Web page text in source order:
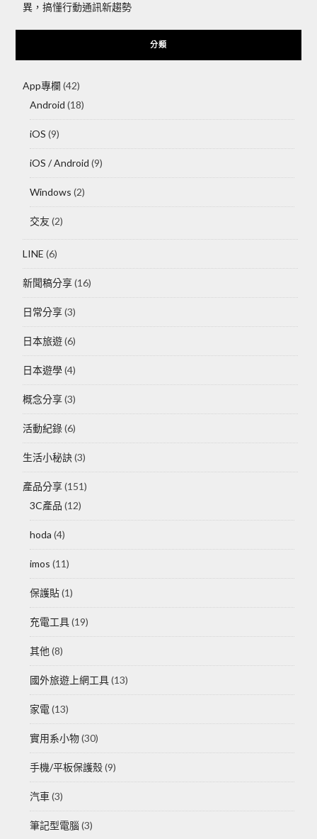
異，搞懂行動通訊新趨勢
分類
App專欄 (42)
Android (18)
iOS (9)
iOS / Android (9)
Windows (2)
交友 (2)
LINE (6)
新聞稿分享(16)
日常分享(3)
日本旅遊(6)
日本遊學(4)
概念分享(3)
活動紀錄(6)
生活小秘訣(3)
產品分享(151)
3C產品 (12)
hoda (4)
imos (11)
保護貼(1)
充電工具(19)
其他 (8)
國外旅遊上網工具(13)
家電 (13)
實用系小物(30)
手機/平板保護殼(9)
汽車 (3)
筆記型電腦(3)